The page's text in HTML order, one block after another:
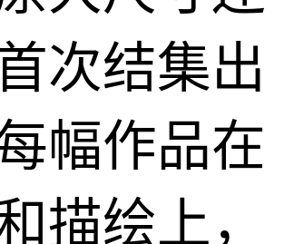
次结集出
幅作品在
描绘上，